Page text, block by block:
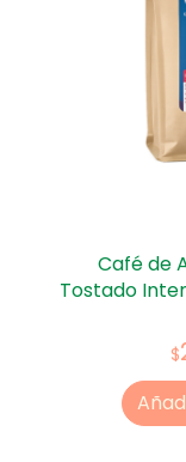
Café de
Tostado
$